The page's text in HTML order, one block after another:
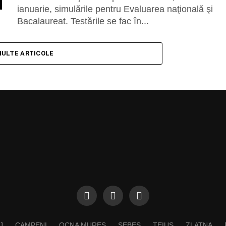
ianuarie, simulările pentru Evaluarea naţională şi
Bacalaureat. Testările se fac în...
ARTICOLE